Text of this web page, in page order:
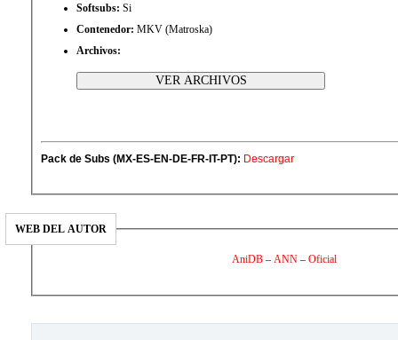
Softsubs: Si
Contenedor: MKV (Matroska)
Archivos:
Pack de Subs (MX-ES-EN-DE-FR-IT-PT): Descargar
WEB DEL AUTOR
AniDB – ANN – Oficial